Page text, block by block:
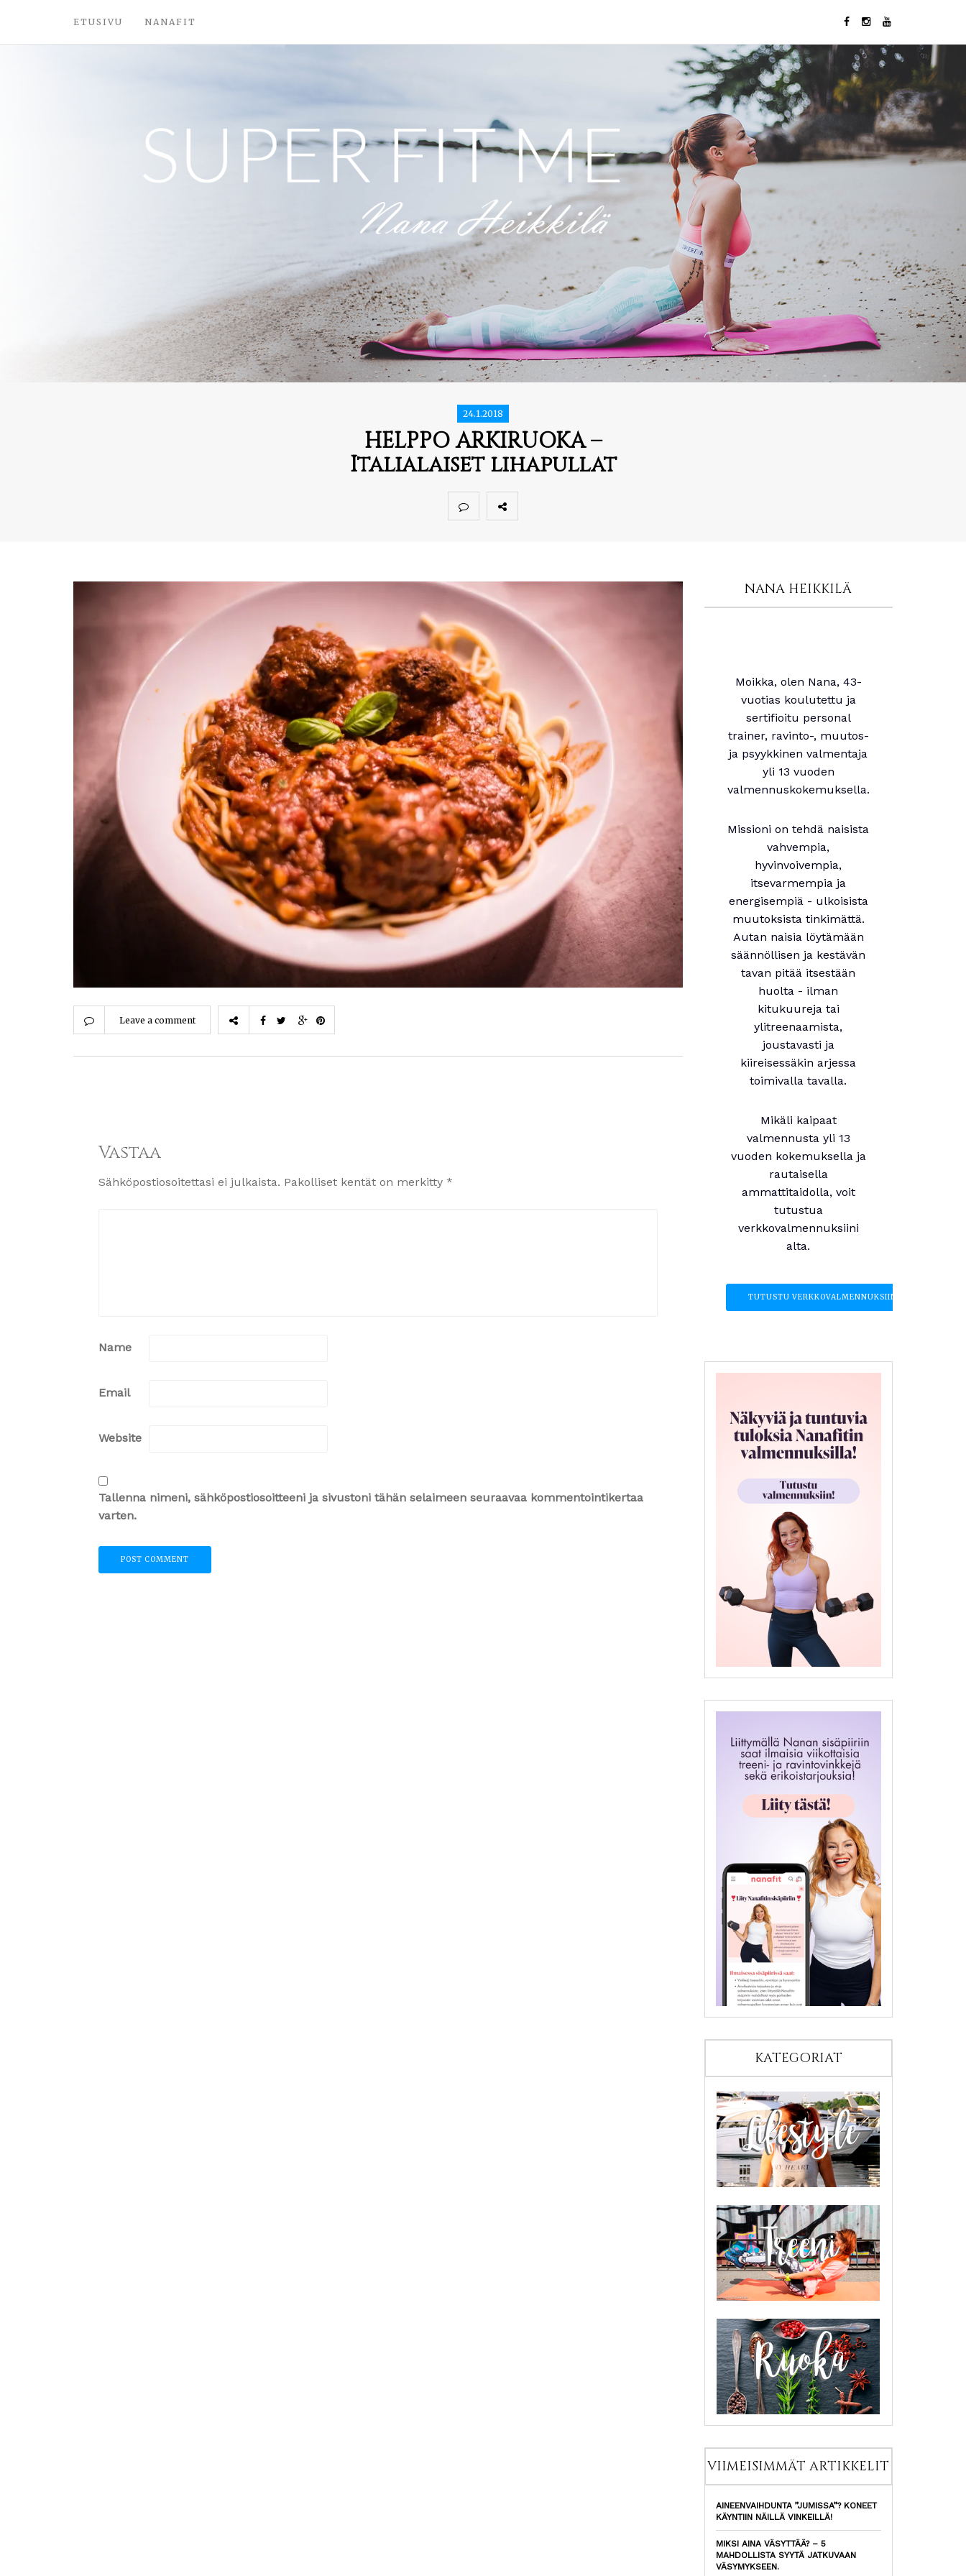
ETUSIVU NANAFIT
24.1.2018
HELPPO ARKIRUOKA –
Italialaiset lihapullat
Leave a comment
Vastaa
Sähköpostiosoitettasi ei julkaista. Pakolliset kentät on merkitty *
Name
Email
Website
Tallenna nimeni, sähköpostiosoitteeni ja sivustoni tähän selaimeen seuraavaa kommentointikertaa
varten.
NANA HEIKKILÄ
Moikka, olen Nana, 43-
vuotias koulutettu ja
sertifioitu personal
trainer, ravinto-, muutos-
ja psyykkinen valmentaja
yli 13 vuoden
valmennuskokemuksella.
Missioni on tehdä naisista
vahvempia,
hyvinvoivempia,
itsevarmempia ja
energisempiä - ulkoisista
muutoksista tinkimättä.
Autan naisia löytämään
säännöllisen ja kestävän
tavan pitää itsestään
huolta - ilman
kitukuureja tai
ylitreenaamista,
joustavasti ja
kiireisessäkin arjessa
toimivalla tavalla.
Mikäli kaipaat
valmennusta yli 13
vuoden kokemuksella ja
rautaisella
ammattitaidolla, voit
tutustua
verkkovalmennuksiini
alta.
TUTUSTU VERKKOVALMENNUKSIIN
KATEGORIAT
VIIMEISIMMÄT ARTIKKELIT
AINEENVAIHDUNTA ”JUMISSA”? KONEET
KÄYNTIIN NÄILLÄ VINKEILLÄ!
MIKSI AINA VÄSYTTÄÄ? – 5
MAHDOLLISTA SYYTÄ JATKUVAAN
VÄSYMYKSEEN.